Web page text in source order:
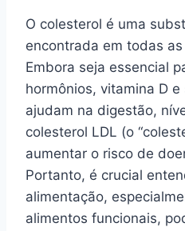
O colesterol é uma
encontrada em todas
Embora seja essencial
hormônios, vitamina D
ajudam na digestão,
colesterol LDL (o
aumentar o risco de
Portanto, é crucial
alimentação,
alimentos funcionais,